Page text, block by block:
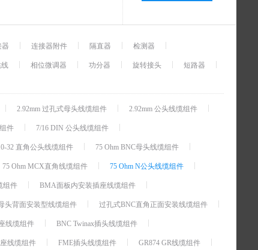
连接器附件 隔直器
检测器
相位微调器 功分器 旋转接头
短路器
2.92mm 过孔式母头线缆组件
2.92mm 公头线缆组件
件
7/16 DIN 公头线缆组件
32 直角公头线缆组件
75 Ohm BNC母头线缆组件
75 Ohm MCX直角线缆组件
75 Ohm N公头线缆组件
组件
BMA面板内安装插座线缆组件
头背面安装型线缆组件
过孔式BNC直角正面安装线缆组件
线缆组件
BNC Twinax插头线缆组件
线缆组件 FME插头线缆组件
GR874 GR线缆组件